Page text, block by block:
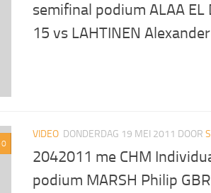
semifinal podium ALAA EL
15 vs LAHTINEN
0
VIDEO DONDERDAG 19 MEI 2011 DOOR
2042011 me CHM
podium MARSH Philip